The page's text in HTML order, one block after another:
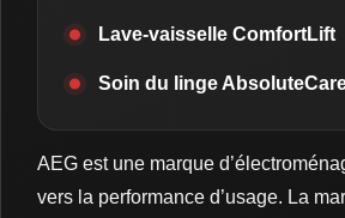
Lave-vaisselle ComfortLift
Soin du linge
AEG est une marque
vers la performance d’usage. La